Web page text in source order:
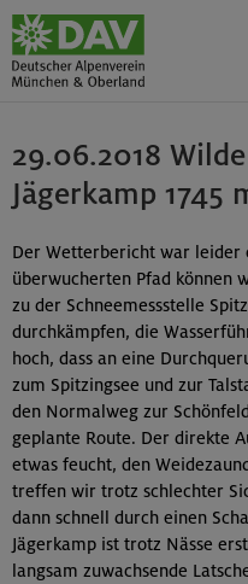
29.06.2018
Jägerkamp 1745
Der Wetterbericht war leider
überwucherten Pfad können
zu der Schneemessstelle
durchkämpfen, die
hoch, dass an eine
zum Spitzingsee und zur
den Normalweg zur
geplante Route. Der direkte
etwas feucht, den
treffen wir trotz schlechter
dann schnell durch einen
Jägerkamp ist trotz Nässe
langsam zuwachsende